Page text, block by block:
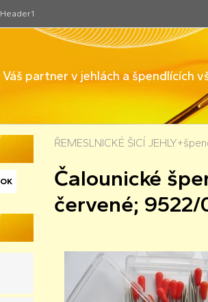
Header1
Váš partner v jehlách a špendlících
ŘEMESLNICKÉ ŠICÍ
Čalounické
červené;